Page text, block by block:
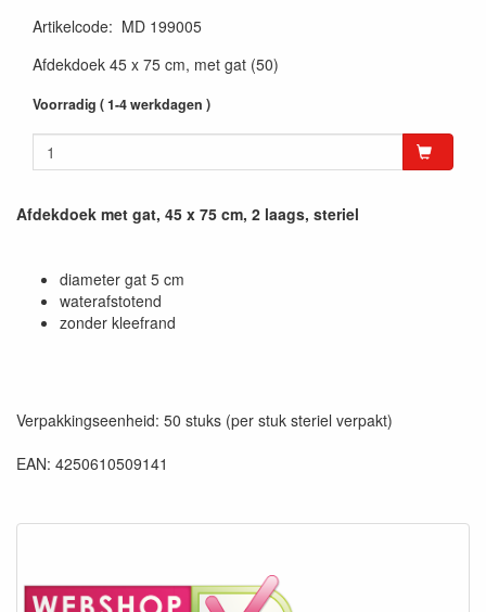
Artikelcode: MD 199005
Afdekdoek 45 x 75 cm, met gat (50)
Voorradig ( 1-4 werkdagen )
Afdekdoek met gat, 45 x 75 cm, 2 laags, steriel
diameter gat 5 cm
waterafstotend
zonder kleefrand
Verpakkingseenheid: 50 stuks (per stuk steriel verpakt)
EAN: 4250610509141